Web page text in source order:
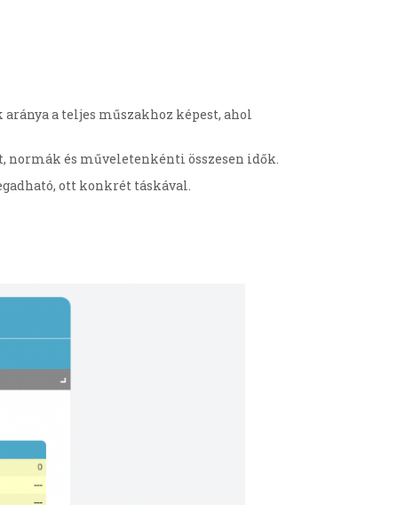
a teljes műszakhoz képest, ahol
normák és műveletenkénti összesen idők.
ott konkrét táskával.